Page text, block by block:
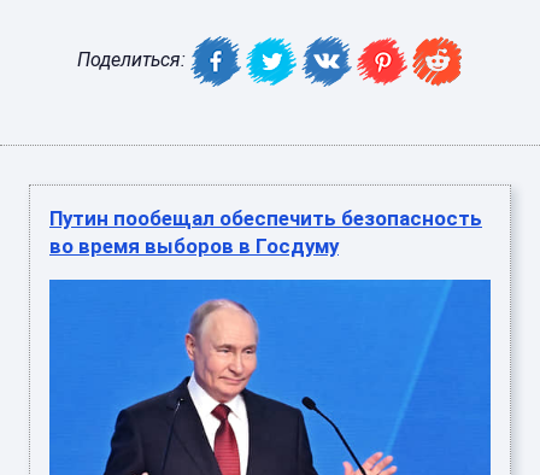
Поделиться:
Путин пообещал обеспечить безопасность
во время выборов в Госдуму